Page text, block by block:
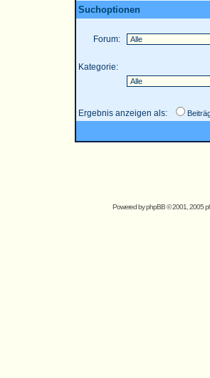
Suchoptionen
Forum:
Kategorie:
Ergebnis anzeigen als:
Powered byphpBB© 2001, 2005